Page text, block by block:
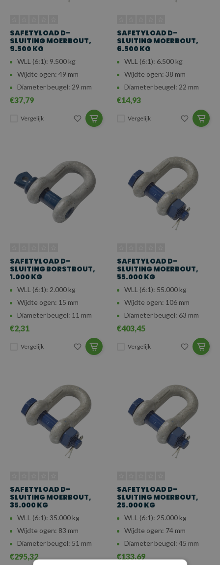
SAFETYLOAD D-
SLUITING MOERBOUT,
9.500 KG
WLL (6:1): 9.500 kg
Wijdte ogen: 49 mm
Diameter beugel: 29 mm
€37,79
Vergelijk
SAFETYLOAD D-
SLUITING MOERBOUT,
6.500 KG
WLL (6:1): 6.500 kg
Wijdte ogen: 38 mm
Diameter beugel: 22 mm
€14,93
Vergelijk
SAFETYLOAD D-
SLUITING BORSTBOUT,
1.000 KG
WLL (6:1): 2.000 kg
Wijdte ogen: 15 mm
Diameter beugel: 11 mm
€2,31
Vergelijk
SAFETYLOAD D-
SLUITING MOERBOUT,
55.000 KG
WLL (6:1): 55.000 kg
Wijdte ogen: 106 mm
Diameter beugel: 63 mm
€403,45
Vergelijk
SAFETYLOAD D-
SLUITING MOERBOUT,
35.000 KG
WLL (6:1): 35.000 kg
Wijdte ogen: 83 mm
Diameter beugel: 51 mm
€295,32
SAFETYLOAD D-
SLUITING MOERBOUT,
25.000 KG
WLL (6:1): 25.000 kg
Wijdte ogen: 74 mm
Diameter beugel: 45 mm
€133,69